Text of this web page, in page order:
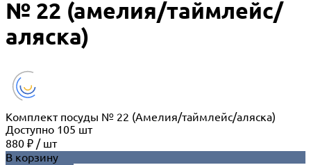
№ 22 (амелия/таймлейс/
аляска)
Комплект посуды № 22 (Амелия/таймлейс/аляска)
Доступно 105 шт
880 ₽ / шт
В корзину